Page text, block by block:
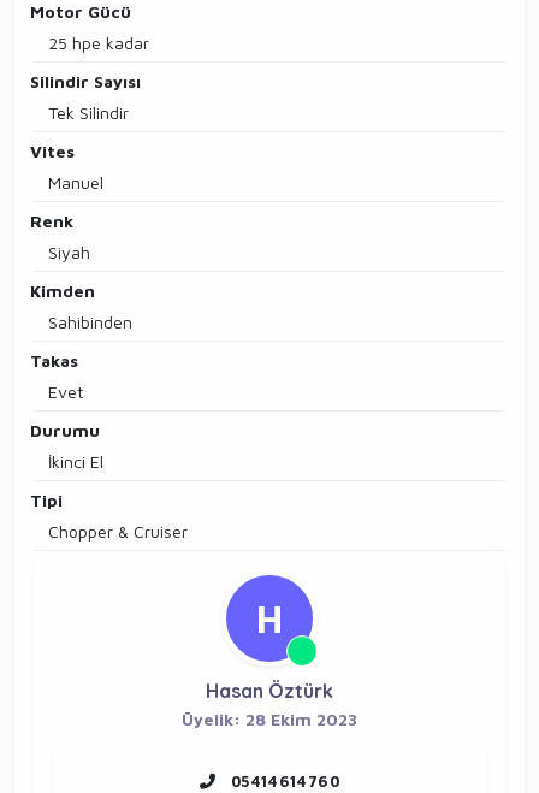
Motor Gücü
25 hpe kadar
Silindir Sayısı
Tek Silindir
Vites
Manuel
Renk
Siyah
Kimden
Sahibinden
Takas
Evet
Durumu
İkinci El
Tipi
Chopper & Cruiser
H
Hasan Öztürk
Üyelik: 28 Ekim 2023
05414614760